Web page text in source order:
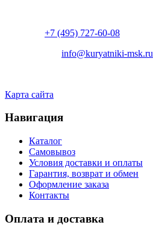
+7 (495) 727-60-08
info@kuryatniki-msk.ru
Карта сайта
Навигация
Каталог
Самовывоз
Условия доставки и оплаты
Гарантия, возврат и обмен
Оформление заказа
Контакты
Оплата и доставка